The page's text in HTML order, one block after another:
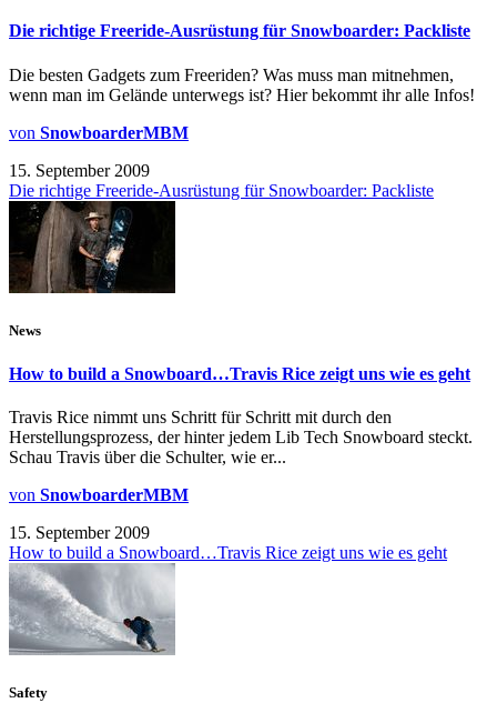
Die richtige Freeride-Ausrüstung für Snowboarder: Packliste
Die besten Gadgets zum Freeriden? Was muss man mitnehmen,
wenn man im Gelände unterwegs ist? Hier bekommt ihr alle Infos!
von SnowboarderMBM
15. September 2009
Die richtige Freeride-Ausrüstung für Snowboarder: Packliste
News
How to build a Snowboard…Travis Rice zeigt uns wie es geht
Travis Rice nimmt uns Schritt für Schritt mit durch den
Herstellungsprozess, der hinter jedem Lib Tech Snowboard steckt.
Schau Travis über die Schulter, wie er...
von SnowboarderMBM
15. September 2009
How to build a Snowboard…Travis Rice zeigt uns wie es geht
Safety